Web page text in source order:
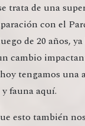
trata de una
con el
de 20 años,
cambio
tengamos una
fauna aquí.
esto también